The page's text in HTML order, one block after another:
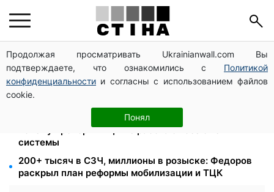
Продолжая просматривать Ukrainianwall.com Вы
подтверждаете, что ознакомились с Политикой
конфиденциальности и согласны с использованием файлов
cookie.
Понял
172 940 грн защитят жилье от ареста за
коммуналку: с октября порог — 432 тысячи
8 451 грн вместо пакета малыша: Пенсионный фонд
объяснил, как получить деньги
Цифровизация дел и ВВК: юрист Танасийчук —
почему проверки ТЦК не работают без смены
системы
200+ тысяч в СЗЧ, миллионы в розыске: Федоров
раскрыл план реформы мобилизации и ТЦК